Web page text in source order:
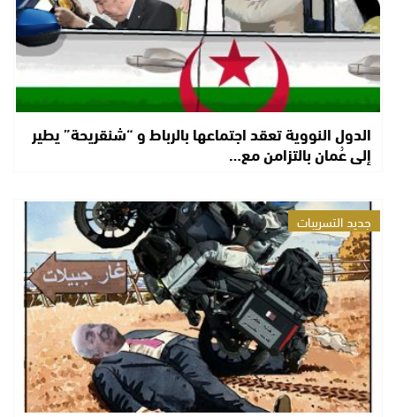
الدول النووية تعقد اجتماعها بالرباط و “شنقريحة” يطير
إلى عُمان بالتزامن مع…
جديد التسريبات